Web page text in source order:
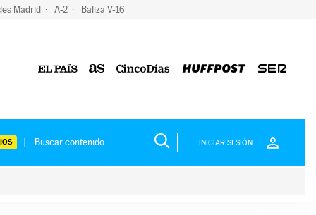
Madrid A-2 Baliza V-16
INICIAR SESIÓN